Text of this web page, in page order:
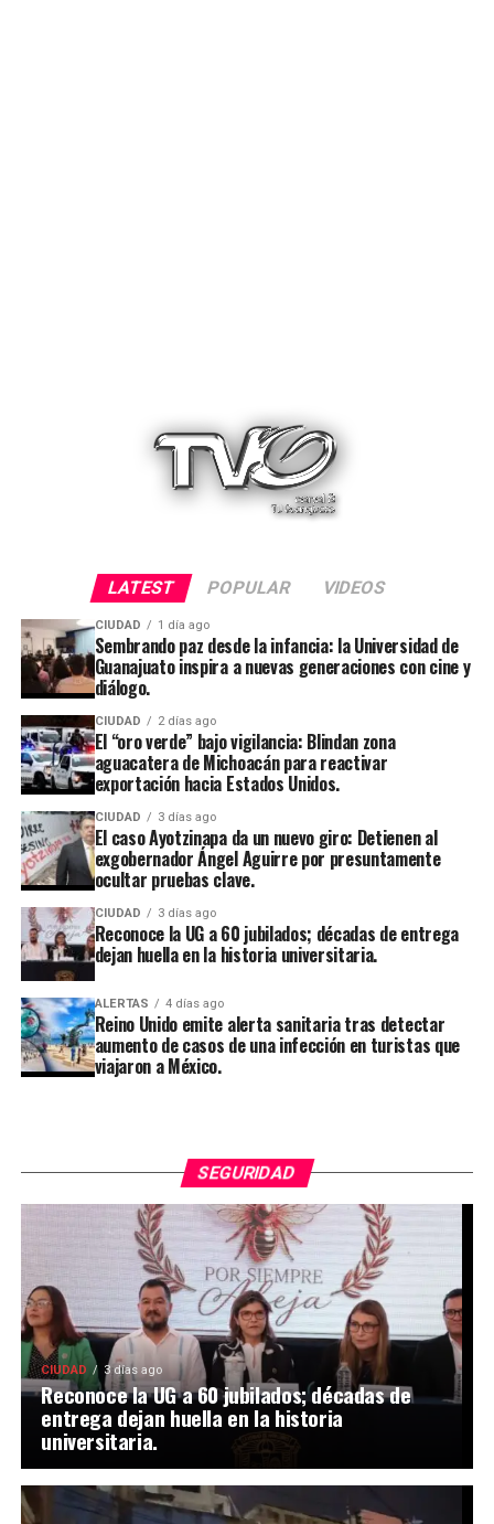
LATEST POPULAR VIDEOS
CIUDAD 1 día ago
Sembrando paz desde la infancia: la Universidad de
Guanajuato inspira a nuevas generaciones con cine y
diálogo.
CIUDAD 2 días ago
El “oro verde” bajo vigilancia: Blindan zona
aguacatera de Michoacán para reactivar
exportación hacia Estados Unidos.
CIUDAD 3 días ago
El caso Ayotzinapa da un nuevo giro: Detienen al
exgobernador Ángel Aguirre por presuntamente
ocultar pruebas clave.
CIUDAD 3 días ago
Reconoce la UG a 60 jubilados; décadas de entrega
dejan huella en la historia universitaria.
ALERTAS 4 días ago
Reino Unido emite alerta sanitaria tras detectar
aumento de casos de una infección en turistas que
viajaron a México.
SEGURIDAD
CIUDAD 3 días ago
Reconoce la UG a 60 jubilados; décadas de
entrega dejan huella en la historia
universitaria.